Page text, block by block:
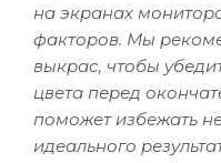
на экранах
факторов. Мы
выкрас, чтобы
цвета перед
поможет избежать
идеального